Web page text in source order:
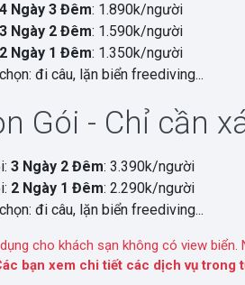
4 Ngày 3 Đêm: 1.890k/người
3 Ngày 2 Đêm: 1.590k/người
2 Ngày 1 Đêm: 1.350k/người
đi câu, lặn biển freediving...
Gói - Chỉ cần
3 Ngày 2 Đêm: 3.390k/người
2 Ngày 1 Đêm: 2.290k/người
đi câu, lặn biển freediving...
cho khách sạn không có view
bạn xem chi tiết các dịch vụ trong